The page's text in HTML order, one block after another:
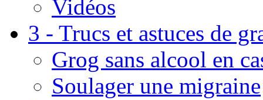
Vidéos
3 - Trucs et astuces de
Grog sans alcool en
Soulager une migraine